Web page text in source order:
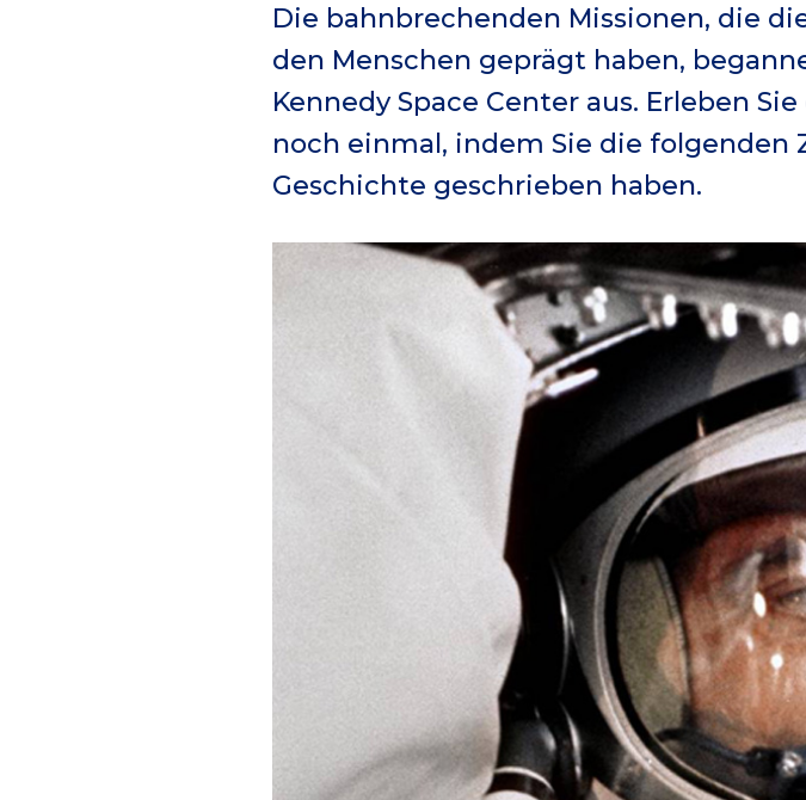
Die bahnbrechenden Missionen, die
den Menschen geprägt haben,
Kennedy Space Center aus. Erleben
noch einmal, indem Sie die folgenden
Geschichte geschrieben haben.